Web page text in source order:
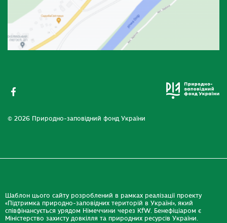
© 2026 Природно-заповідний фонд України
Шаблон цього сайту розроблений в рамках реалізації проекту
«Підтримка природно-заповідних територій в Україні», який
співфінансується урядом Німеччини через KfW. Бенефіціаром є
Міністерство захисту довкілля та природних ресурсів України.